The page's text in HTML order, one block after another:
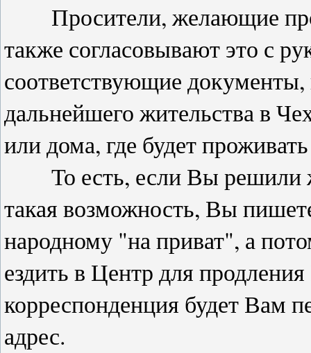
Просители, желающие
также согласовывают это с
соответствующие
дальнейшего жительства в
или дома, где будет
То есть, если Вы решили
такая возможность, Вы
народному "на приват", а
ездить в Центр для
корреспонденция будет Вам
адрес.